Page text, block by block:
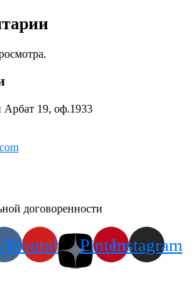
19, оф.1933
договоренности
Youtube PinterestInstagram